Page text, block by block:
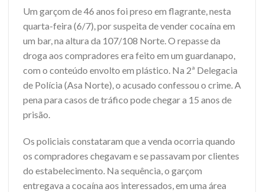
Um garçom de 46 anos foi preso em flagrante, nesta
quarta-feira (6/7), por suspeita de vender cocaína em
um bar, na altura da 107/108 Norte. O repasse da
droga aos compradores era feito em um guardanapo,
com o conteúdo envolto em plástico. Na 2ª Delegacia
de Polícia (Asa Norte), o acusado confessou o crime. A
pena para casos de tráfico pode chegar a 15 anos de
prisão.
Os policiais constataram que a venda ocorria quando
os compradores chegavam e se passavam por clientes
do estabelecimento. Na sequência, o garçom
entregava a cocaína aos interessados, em uma área